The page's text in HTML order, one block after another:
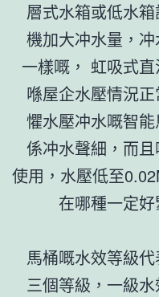
層式水箱或低水
機加大冲水量，
一樣嘅， 虹吸式
喺屋企水壓情況
懼水壓冲水嘅智
係冲水聲細，而
使用，水壓低至
在哪種一定
馬桶嘅水效等級
三個等級，一級